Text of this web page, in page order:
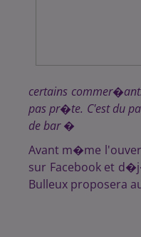
certains
pas pr�te. C'est du
de bar�
Avant m�me
sur Facebook et
Bulleux proposera